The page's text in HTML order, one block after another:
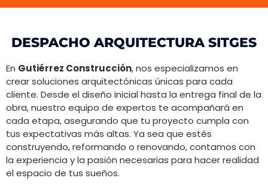
DESPACHO ARQUITECTURA SITGES
En Gutiérrez Construcción, nos especializamos en
crear soluciones arquitectónicas únicas para cada
cliente. Desde el diseño inicial hasta la entrega final de la
obra, nuestro equipo de expertos te acompañará en
cada etapa, asegurando que tu proyecto cumpla con
tus expectativas más altas. Ya sea que estés
construyendo, reformando o renovando, contamos con
la experiencia y la pasión necesarias para hacer realidad
el espacio de tus sueños.